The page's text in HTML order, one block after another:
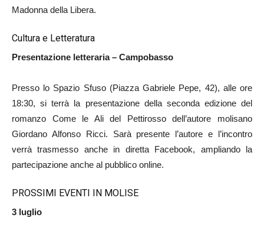
Madonna della Libera.
Cultura e Letteratura
Presentazione letteraria – Campobasso
Presso lo Spazio Sfuso (Piazza Gabriele Pepe, 42), alle ore
18:30, si terrà la presentazione della seconda edizione del
romanzo Come le Ali del Pettirosso dell’autore molisano
Giordano Alfonso Ricci. Sarà presente l’autore e l’incontro
verrà trasmesso anche in diretta Facebook, ampliando la
partecipazione anche al pubblico online.
PROSSIMI EVENTI IN MOLISE
3 luglio